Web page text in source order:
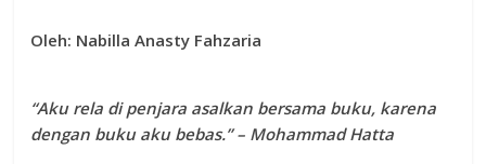
Oleh: Nabilla Anasty Fahzaria
“Aku rela di penjara asalkan bersama buku, karena
dengan buku aku bebas.” – Mohammad Hatta